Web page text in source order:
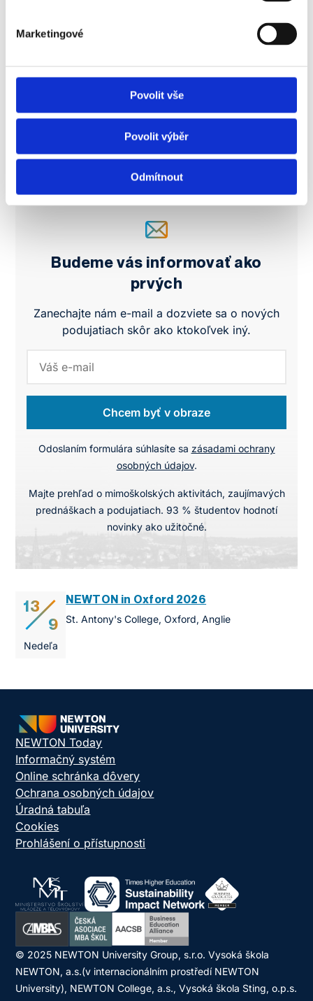
Marketingové
Povolit vše
Povolit výběr
Odmítnout
Budeme vás informovať ako
prvých
Zanechajte nám e-mail a dozviete sa o nových
podujatiach skôr ako ktokoľvek iný.
Chcem byť v obraze
Odoslaním formulára súhlasíte sa zásadami ochrany
osobných údajov.
Majte prehľad o mimoškolských aktivitách, zaujímavých
prednáškach a podujatiach. 93 % študentov hodnotí
novinky ako užitočné.
13
9
Nedeľa
NEWTON in Oxford 2026
St. Antony's College, Oxford, Anglie
NEWTON Today
Informačný systém
Online schránka dôvery
Ochrana osobných údajov
Úradná tabuľa
Cookies
Prohlášení o přístupnosti
© 2025 NEWTON University Group, s.r.o. Vysoká škola
NEWTON, a.s.(v internacionálním prostředí NEWTON
University), NEWTON College, a.s., Vysoká škola Sting, o.p.s.